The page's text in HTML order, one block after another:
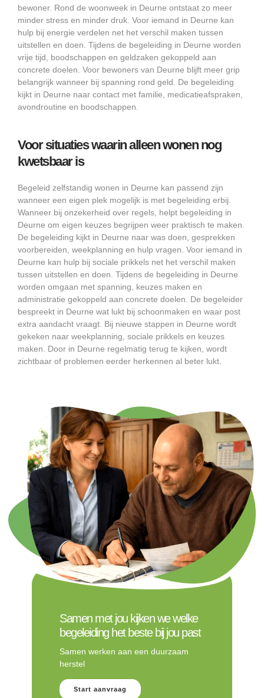
bewoner. Rond de woonweek in Deurne ontstaat zo meer
minder stress en minder druk. Voor iemand in Deurne kan
hulp bij energie verdelen net het verschil maken tussen
uitstellen en doen. Tijdens de begeleiding in Deurne worden
vrije tijd, boodschappen en geldzaken gekoppeld aan
concrete doelen. Voor bewoners van Deurne blijft meer grip
belangrijk wanneer bij spanning rond geld. De begeleiding
kijkt in Deurne naar contact met familie, medicatieafspraken,
avondroutine en boodschappen.
Voor situaties waarin alleen wonen nog
kwetsbaar is
Begeleid zelfstandig wonen in Deurne kan passend zijn
wanneer een eigen plek mogelijk is met begeleiding erbij.
Wanneer bij onzekerheid over regels, helpt begeleiding in
Deurne om eigen keuzes begrijpen weer praktisch te maken.
De begeleiding kijkt in Deurne naar was doen, gesprekken
voorbereiden, weekplanning en hulp vragen. Voor iemand in
Deurne kan hulp bij sociale prikkels net het verschil maken
tussen uitstellen en doen. Tijdens de begeleiding in Deurne
worden omgaan met spanning, keuzes maken en
administratie gekoppeld aan concrete doelen. De begeleider
bespreekt in Deurne wat lukt bij schoonmaken en waar post
extra aandacht vraagt. Bij nieuwe stappen in Deurne wordt
gekeken naar weekplanning, sociale prikkels en keuzes
maken. Door in Deurne regelmatig terug te kijken, wordt
zichtbaar of problemen eerder herkennen al beter lukt.
Samen met jou kijken we welke
begeleiding het beste bij jou past
Samen werken aan een duurzaam
herstel
Start aanvraag